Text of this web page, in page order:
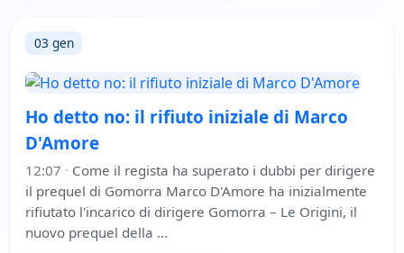
03 gen
Ho detto no: il rifiuto iniziale di Marco
D'Amore
12:07 · Come il regista ha superato i dubbi per dirigere
il prequel di Gomorra Marco D'Amore ha inizialmente
rifiutato l'incarico di dirigere Gomorra – Le Origini, il
nuovo prequel della …